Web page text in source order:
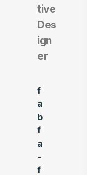
tive
Des
ign
er
f
a
b
f
a
-
f